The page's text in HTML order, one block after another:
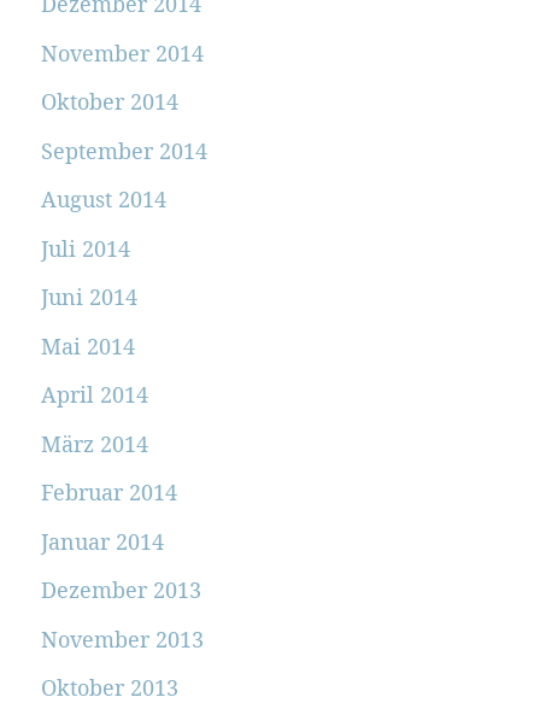
November 2014
Oktober 2014
September 2014
August 2014
Juli 2014
Juni 2014
Mai 2014
April 2014
März 2014
Februar 2014
Januar 2014
Dezember 2013
November 2013
Oktober 2013